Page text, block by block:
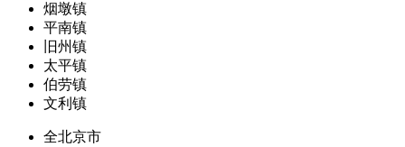
烟墩镇
平南镇
旧州镇
太平镇
伯劳镇
文利镇
全北京市